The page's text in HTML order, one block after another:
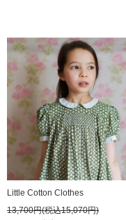
Little Cotton Clothes
13,700円(税込15,070円)